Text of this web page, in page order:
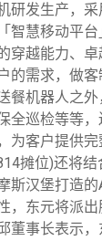
研发生产，
智慧移动平
穿越能力、卓
的需求，做
餐机器人之
全巡检等等
为客户提供
摊位)还将
斯汉堡打造
，东元将派
董事长表示，